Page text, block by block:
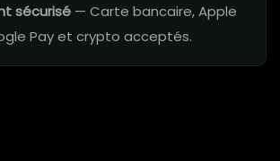
sécurisé — Carte bancaire, Apple
Pay et crypto acceptés.